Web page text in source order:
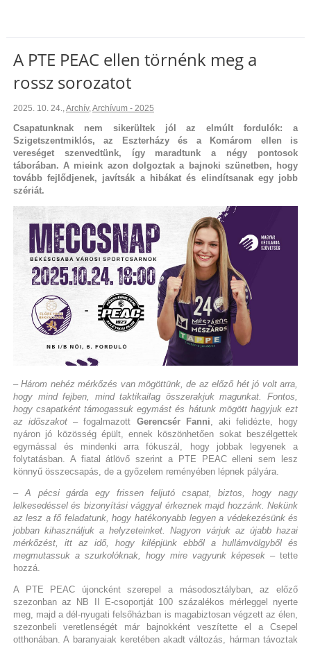
A PTE PEAC ellen törnénk meg a
rossz sorozatot
2025. 10. 24.,Archív,Archívum - 2025
Csapatunknak nem sikerültek jól az elmúlt fordulók: a
Szigetszentmiklós, az Eszterházy és a Komárom ellen is
vereséget szenvedtünk, így maradtunk a négy pontosok
táborában. A mieink azon dolgoztak a bajnoki szünetben, hogy
tovább fejlődjenek, javítsák a hibákat és elindítsanak egy jobb
szériát.
– Három nehéz mérkőzés van mögöttünk, de az előző hét jó volt arra,
hogy mind fejben, mind taktikailag összerakjuk magunkat. Fontos,
hogy csapatként támogassuk egymást és hátunk mögött hagyjuk ezt
az időszakot– fogalmazott Gerencsér Fanni, aki felidézte, hogy
nyáron jó közösség épült, ennek köszönhetően sokat beszélgettek
egymással és mindenki arra fókuszál, hogy jobbak legyenek a
folytatásban. A fiatal átlövő szerint a PTE PEAC elleni sem lesz
könnyű összecsapás, de a győzelem reményében lépnek pályára.
– A pécsi gárda egy frissen feljutó csapat, biztos, hogy nagy
lelkesedéssel és bizonyítási vággyal érkeznek majd hozzánk. Nekünk
az lesz a fő feladatunk, hogy hatékonyabb legyen a védekezésünk és
jobban kihasználjuk a helyzeteinket. Nagyon várjuk az újabb hazai
mérkőzést, itt az idő, hogy kilépjünk ebből a hullámvölgyből és
megmutassuk a szurkolóknak, hogy mire vagyunk képesek – tette
hozzá.
A PTE PEAC újoncként szerepel a másodosztályban, az előző
szezonban az NB II E-csoportját 100 százalékos mérleggel nyerte
meg, majd a dél-nyugati felsőházban is magabiztosan végzett az élen,
szezonbeli veretlenségét már bajnokként veszítette el a Csepel
otthonában. A baranyaiak keretében akadt változás, hárman távoztak